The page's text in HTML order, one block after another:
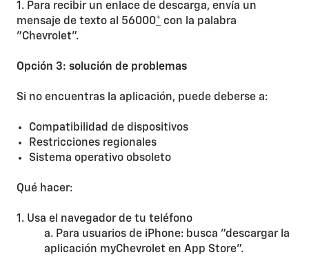
1. Para recibir un enlace de descarga, envía un
mensaje de texto al 56000* con la palabra
"Chevrolet".
Opción 3: solución de problemas
Si no encuentras la aplicación, puede deberse a:
Compatibilidad de dispositivos
Restricciones regionales
Sistema operativo obsoleto
Qué hacer:
1. Usa el navegador de tu teléfono
a. Para usuarios de iPhone: busca "descargar la
aplicación myChevrolet en App Store".